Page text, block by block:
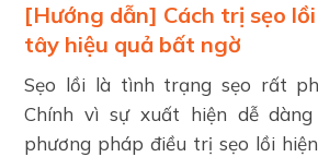
[Hướng dẫn] Cách trị sẹo
tây hiệu quả bất ngờ
Sẹo lồi là tình trạng sẹo rất
Chính vì sự xuất hiện dễ
phương pháp điều trị sẹo lồi